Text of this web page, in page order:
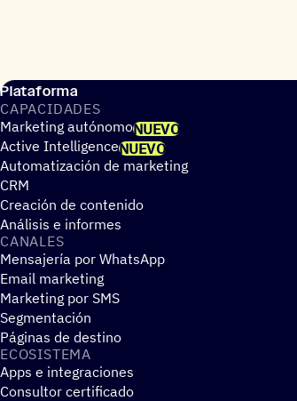
Plataforma
CAPA­CI­DA­DES
Marketing autónomoNUEVO
Active IntelligenceNUEVO
Automatización de marketing
CRM
Creación de contenido
Análisis e informes
CANALES
Mensajería por WhatsApp
Email marketing
Marketing por SMS
Segmentación
Páginas de destino
ECOSIS­TEMA
Apps e integraciones
Consultor certificado